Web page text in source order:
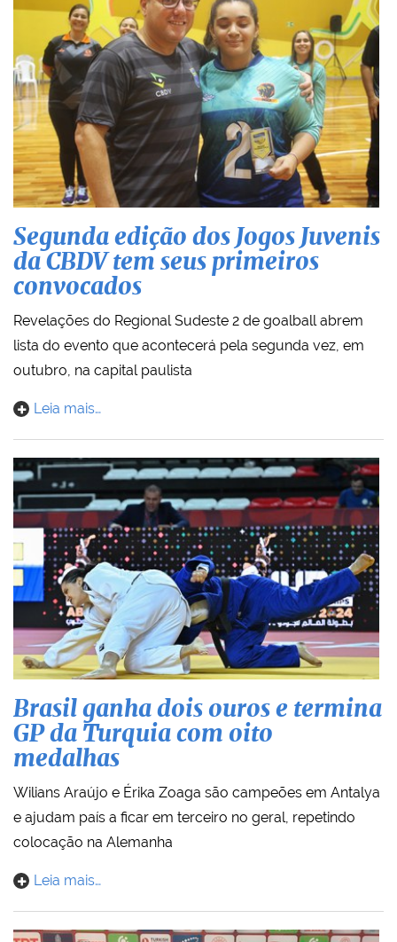
Segunda edição dos Jogos Juvenis
da CBDV tem seus primeiros
convocados
Revelações do Regional Sudeste 2 de goalball abrem
lista do evento que acontecerá pela segunda vez, em
outubro, na capital paulista
Leia mais…
Brasil ganha dois ouros e termina
GP da Turquia com oito
medalhas
Wilians Araújo e Érika Zoaga são campeões em Antalya
e ajudam país a ficar em terceiro no geral, repetindo
colocação na Alemanha
Leia mais…